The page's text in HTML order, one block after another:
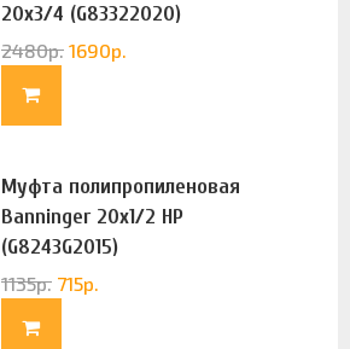
20х3/4 (G83322020)
2480р. 1690р.
Муфта полипропиленовая
Banninger 20х1/2 НР
(G8243G2015)
1135р. 715р.